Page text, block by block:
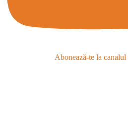
Abonează-te la canalul